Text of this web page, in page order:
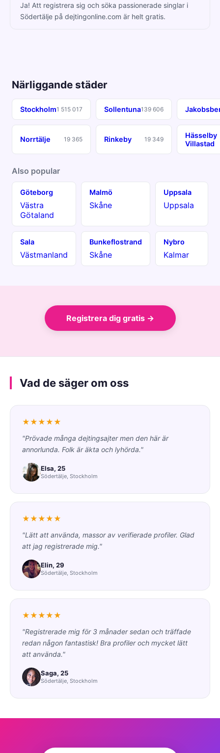
Ja! Att registrera sig och söka passionerade singlar i
Södertälje på dejtingonline.com är helt gratis.
Närliggande städer
Stockholm1 515 017 Sollentuna139 606
Norrtälje 19 365 Rinkeby 19 349
Hässelby
Villastad
Also popular
Göteborg
Västra
Götaland
Malmö
Skåne
Uppsala
Uppsala
Sala
Västmanland
Bunkeflostrand
Skåne
Nybro
Kalmar
Registrera dig gratis →
Vad de säger om oss
★★★★★
"Prövade många dejtingsajter men den här är
annorlunda. Folk är äkta och lyhörda."
Elsa, 25
Södertälje, Stockholm
★★★★★
"Lätt att använda, massor av verifierade profiler. Glad
att jag registrerade mig."
Elin, 29
Södertälje, Stockholm
★★★★★
"Registrerade mig för 3 månader sedan och träffade
redan någon fantastisk! Bra profiler och mycket lätt
att använda."
Saga, 25
Södertälje, Stockholm